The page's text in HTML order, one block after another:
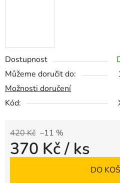
Dostupnost
Můžeme doručit do:
Možnosti doručení
Kód:
420 Kč –11 %
370 Kč/ ks
DO